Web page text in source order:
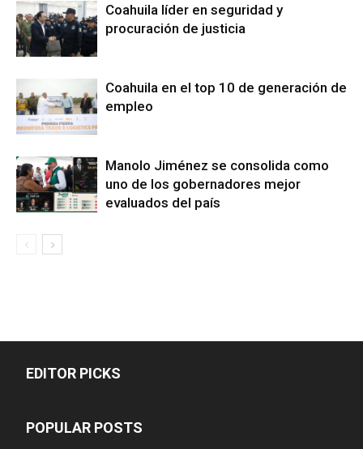
Coahuila líder en seguridad y
procuración de justicia
Coahuila en el top 10 de generación de
empleo
Manolo Jiménez se consolida como
uno de los gobernadores mejor
evaluados del país
EDITOR PICKS
POPULAR POSTS